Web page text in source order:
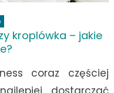
kroplówka – jakie
coraz częściej